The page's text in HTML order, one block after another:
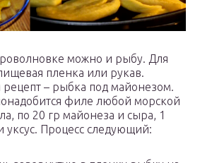
можно и рыбу. Для
пленка или рукав.
– рыбка под майонезом.
филе любой морской
по 20 гр майонеза и сыра, 1
уксус. Процесс следующий: